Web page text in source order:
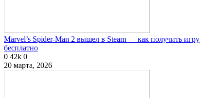
Marvel’s Spider-Man 2 вышел в Steam — как получить игру
бесплатно
0 42k 0
20 марта, 2026